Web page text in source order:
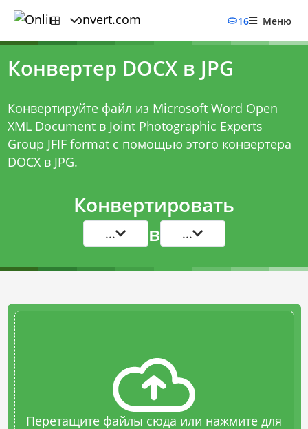
16 Меню
Конвертер DOCX в JPG
Конвертируйте файл из Microsoft Word Open
XML Document в Joint Photographic Experts
Group JFIF format с помощью этого конвертера
DOCX в JPG.
Конвертировать
... в ...
Перетащите файлы сюда или нажмите для